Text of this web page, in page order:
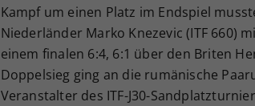
Kampf um einen Platz im Endspiel
Niederländer Marko Knezevic (ITF 660)
einem finalen 6:4, 6:1 über den Briten
Doppelsieg ging an die rumänische
Veranstalter des ITF-J30-